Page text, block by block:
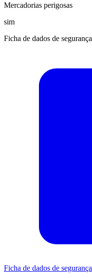
Mercadorias perigosas
sim
Ficha de dados de segurança
Ficha de dados de segurança